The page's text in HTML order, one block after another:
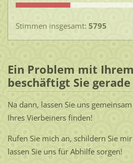
Stimmen insgesamt: 5795
Ein Problem mit
beschäftigt Sie gerade
Na dann, lassen Sie uns
Ihres Vierbeiners finden!
Rufen Sie mich an, schildern Sie
lassen Sie uns für Abhilfe sorgen!